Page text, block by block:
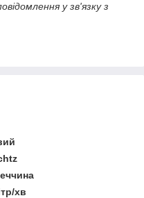
у зв'язку з
хв